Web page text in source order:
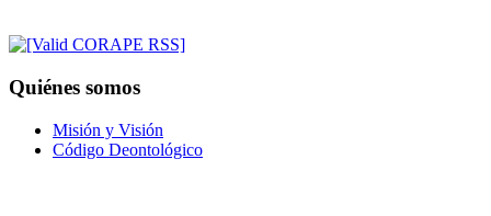
Quiénes somos
Misión y Visión
Código Deontológico